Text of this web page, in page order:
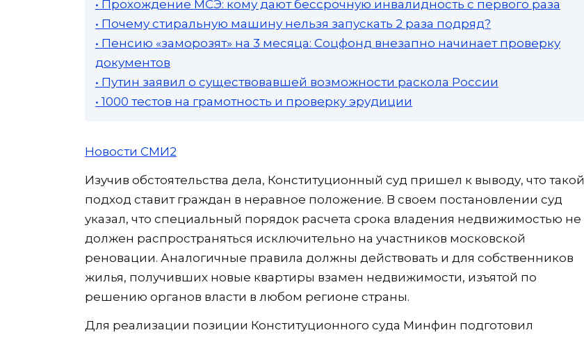
• Прохождение МСЭ: кому дают бессрочную инвалидность с первого раза
• Почему стиральную машину нельзя запускать 2 раза подряд?
• Пенсию «заморозят» на 3 месяца: Соцфонд внезапно начинает проверку
документов
• Путин заявил о существовавшей возможности раскола России
• 1000 тестов на грамотность и проверку эрудиции
Новости СМИ2
Изучив обстоятельства дела, Конституционный суд пришел к выводу, что такой
подход ставит граждан в неравное положение. В своем постановлении суд
указал, что специальный порядок расчета срока владения недвижимостью не
должен распространяться исключительно на участников московской
реновации. Аналогичные правила должны действовать и для собственников
жилья, получивших новые квартиры взамен недвижимости, изъятой по
решению органов власти в любом регионе страны.
Для реализации позиции Конституционного суда Минфин подготовил